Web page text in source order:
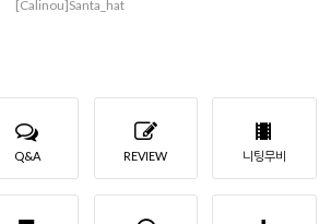
[Calinou]Santa_hat
Q&A REVIEW 니팅무비